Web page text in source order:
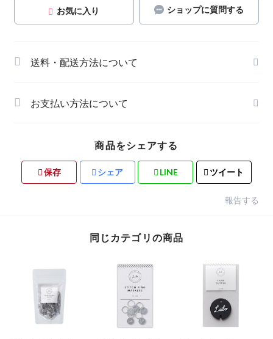
お気に入り ショップに質問する
送料・配送方法について
お支払い方法について
商品をシェアする
保存 シェア LINE ツイート
報告する
同じカテゴリの商品